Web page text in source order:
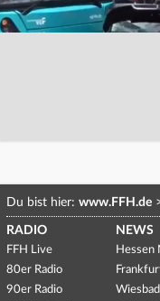
Du bist hier: www.FFH.de
RADIO
FFH Live
80er Radio
90er Radio
NEWS
Hessen